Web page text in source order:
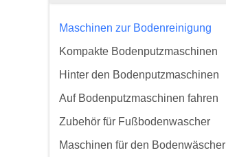
Maschinen zur Bodenreinigung
Kompakte Bodenputzmaschinen
Hinter den Bodenputzmaschinen
Auf Bodenputzmaschinen fahren
Zubehör für Fußbodenwascher
Maschinen für den Bodenwäscher